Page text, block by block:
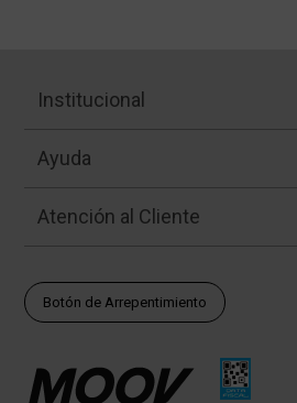
Institucional
Ayuda
Atención al Cliente
Botón de Arrepentimiento